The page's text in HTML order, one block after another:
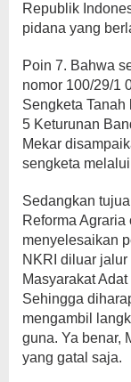
Republik
pidana yang
Poin 7. Bahwa
nomor 100/29/1
Sengketa
5 Keturunan
Mekar
sengketa
Sedangkan
Reforma
menyelesaikan
NKRI diluar
Masyarakat
Sehingga
mengambil
guna. Ya benar,
yang gatal saja.